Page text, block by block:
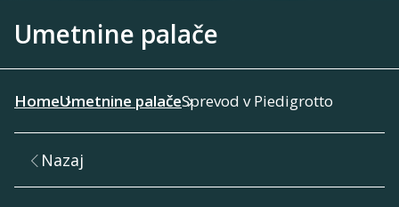
Umetnine palače
HomeUmetnine palačeSprevod v Piedigrotto
Nazaj